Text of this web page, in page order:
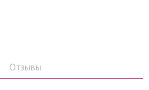
Отзывы